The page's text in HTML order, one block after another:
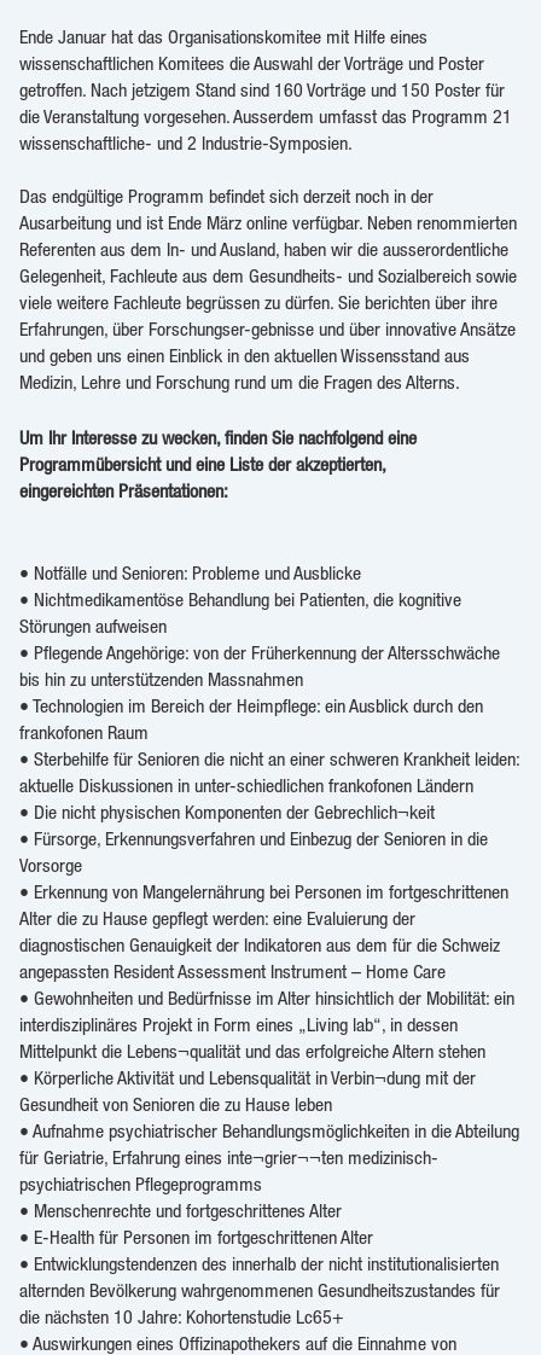
Ende Januar hat das Organisationskomitee mit Hilfe eines
wissenschaftlichen Komitees die Auswahl der Vorträge und Poster
getroffen. Nach jetzigem Stand sind 160 Vorträge und 150 Poster für
die Veranstaltung vorgesehen. Ausserdem umfasst das Programm 21
wissenschaftliche- und 2 Industrie-Symposien.
Das endgültige Programm befindet sich derzeit noch in der
Ausarbeitung und ist Ende März online verfügbar. Neben renommierten
Referenten aus dem In- und Ausland, haben wir die ausserordentliche
Gelegenheit, Fachleute aus dem Gesundheits- und Sozialbereich sowie
viele weitere Fachleute begrüssen zu dürfen. Sie berichten über ihre
Erfahrungen, über Forschungser-gebnisse und über innovative Ansätze
und geben uns einen Einblick in den aktuellen Wissensstand aus
Medizin, Lehre und Forschung rund um die Fragen des Alterns.
Um Ihr Interesse zu wecken, finden Sie nachfolgend eine
Programmübersicht und eine Liste der akzeptierten,
eingereichten Präsentationen:
• Notfälle und Senioren: Probleme und Ausblicke
• Nichtmedikamentöse Behandlung bei Patienten, die kognitive
Störungen aufweisen
• Pflegende Angehörige: von der Früherkennung der Altersschwäche
bis hin zu unterstützenden Massnahmen
• Technologien im Bereich der Heimpflege: ein Ausblick durch den
frankofonen Raum
• Sterbehilfe für Senioren die nicht an einer schweren Krankheit leiden:
aktuelle Diskussionen in unter-schiedlichen frankofonen Ländern
• Die nicht physischen Komponenten der Gebrechlich¬keit
• Fürsorge, Erkennungsverfahren und Einbezug der Senioren in die
Vorsorge
• Erkennung von Mangelernährung bei Personen im fortgeschrittenen
Alter die zu Hause gepflegt werden: eine Evaluierung der
diagnostischen Genauigkeit der Indikatoren aus dem für die Schweiz
angepassten Resident Assessment Instrument – Home Care
• Gewohnheiten und Bedürfnisse im Alter hinsichtlich der Mobilität: ein
interdisziplinäres Projekt in Form eines „Living lab“, in dessen
Mittelpunkt die Lebens¬qualität und das erfolgreiche Altern stehen
• Körperliche Aktivität und Lebensqualität in Verbin¬dung mit der
Gesundheit von Senioren die zu Hause leben
• Aufnahme psychiatrischer Behandlungsmöglichkeiten in die Abteilung
für Geriatrie, Erfahrung eines inte¬grier¬¬ten medizinisch-
psychiatrischen Pflegeprogramms
• Menschenrechte und fortgeschrittenes Alter
• E-Health für Personen im fortgeschrittenen Alter
• Entwicklungstendenzen des innerhalb der nicht institutionalisierten
alternden Bevölkerung wahrgenommenen Gesundheitszustandes für
die nächsten 10 Jahre: Kohortenstudie Lc65+
• Auswirkungen eines Offizinapothekers auf die Einnahme von